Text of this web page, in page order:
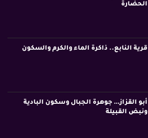
الحضارة
قرية النابع.. ذاكرة الماء والكرم والسكون
أبو القزاز… جوهرة الجبال وسكون البادية
ونبض القبيلة